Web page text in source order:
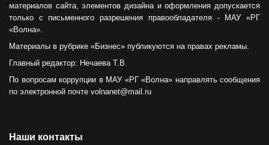
материалов сайта, элементов дизайна и оформления допускается
только с письменного разрешения правообладателя - МАУ «РГ
«Волна».
Материалы в рубрике «Бизнес» публикуются на правах рекламы.
Главный редактор: Нечаева Т.В.
По вопросам коррупции в МАУ «РГ «Волна» направлять сообщения
по электронной почте volnanet@mail.ru
Наши контакты